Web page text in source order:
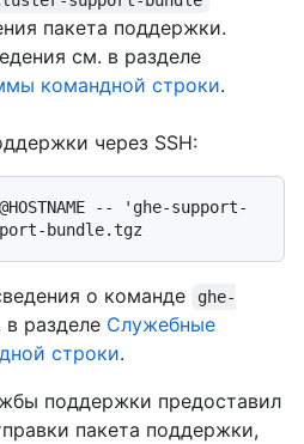
пакета поддержки.
см. в разделе
командной строки.
через SSH:
-- 'ghe-support-
о команде
ghe-
в разделе Служебные
строки.
поддержки предоставил
пакета поддержки,